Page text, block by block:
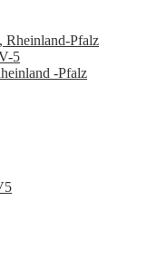
Rheinland-Pfalz
5
-Pfalz